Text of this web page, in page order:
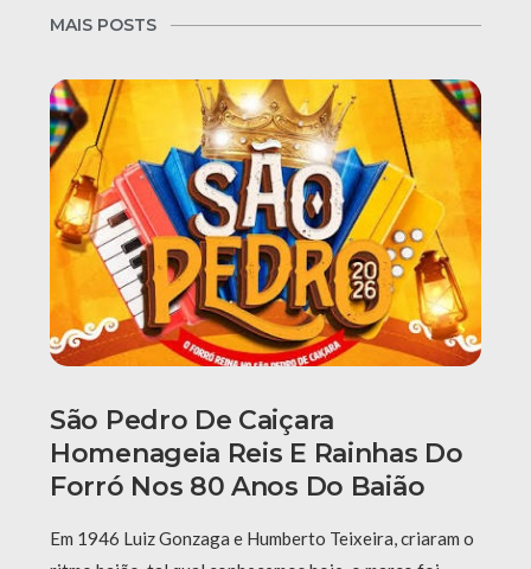
MAIS POSTS
São Pedro De Caiçara
Homenageia Reis E Rainhas Do
Forró Nos 80 Anos Do Baião
Em 1946 Luiz Gonzaga e Humberto Teixeira, criaram o